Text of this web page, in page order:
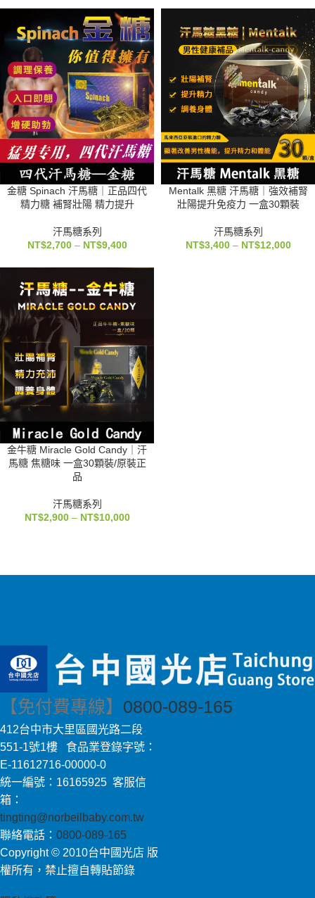
金糖 Spinach 汗馬糖｜正品四代
精力糖 補腎壯陽 精力提升
汗馬糖系列
NT$2,700 – NT$9,400
Mentalk 黑糖 汗馬糖｜強效補腎
壯陽提升免疫力 一盒30顆裝
汗馬糖系列
NT$3,400 – NT$12,000
金牛糖 Miracle Gold Candy｜汗
馬糖 焦糖味 一盒30顆裝/原裝正
品
汗馬糖系列
NT$2,900 – NT$10,000
【免付費專線】 0800-089-165
412台中市大里區國光路二段
551-1號1樓 食品業登錄字號：
E-11612716-00000-0
統一編號：16165925 客服信
箱：
tingting@norbeilbaby.com.tw
聯絡電話： 0800-089-165
Copyright © 2010台中國光店 版
權所有，禁止擅自轉貼節錄